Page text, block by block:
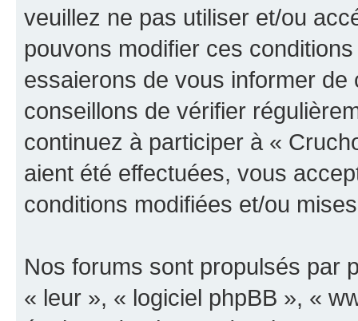
veuillez ne pas utiliser et/ou
pouvons modifier ces
essaierons de vous informer
conseillons de vérifier
continuez à participer à «
aient été effectuées, vous
conditions modifiées et/ou
Nos forums sont propulsés par
« leur », « logiciel phpBB », «